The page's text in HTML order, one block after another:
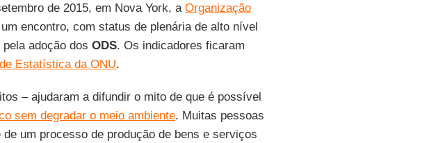
de 2015, em Nova York, a Organização
encontro, com status de plenária de alto nível
adoção dos ODS. Os indicadores ficaram
Estatística da ONU.
– ajudaram a difundir o mito de que é possível
sem degradar o meio ambiente. Muitas pessoas
um processo de produção de bens e serviços